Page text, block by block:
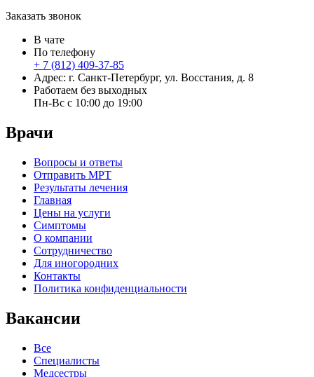
Заказать звонок
В чате
По телефону
+ 7 (812) 409-37-85
Адрес: г. Санкт-Петербург, ул. Восстания, д. 8
Работаем без выходных
Пн-Вс с 10:00 до 19:00
Врачи
Вопросы и ответы
Отправить МРТ
Результаты лечения
Главная
Цены на услуги
Симптомы
О компании
Сотрудничество
Для иногородних
Контакты
Политика конфиденциальности
Вакансии
Все
Специалисты
Медсестры